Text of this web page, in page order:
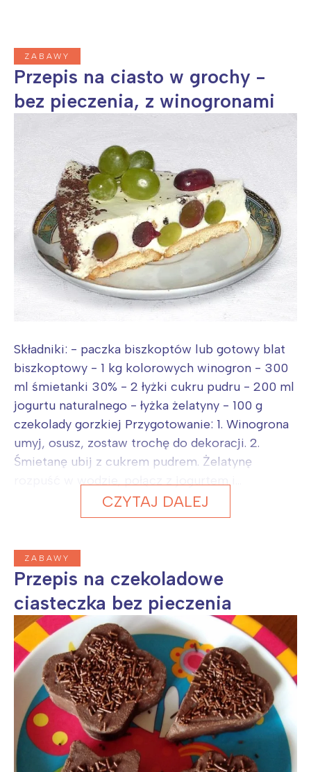
ZABAWY
Przepis na ciasto w grochy -
bez pieczenia, z winogronami
Składniki: - paczka biszkoptów lub gotowy blat
biszkoptowy - 1 kg kolorowych winogron - 300
ml śmietanki 30% - 2 łyżki cukru pudru - 200 ml
jogurtu naturalnego - łyżka żelatyny - 100 g
czekolady gorzkiej Przygotowanie: 1. Winogrona
umyj, osusz, zostaw trochę do dekoracji. 2.
Śmietanę ubij z cukrem pudrem. Żelatynę
CZYTAJ DALEJ
ZABAWY
Przepis na czekoladowe
ciasteczka bez pieczenia
Warszawa
Łódź
Trójmiasto
Wrocław
Kraków
Południe
Wszystkie
Wybieram